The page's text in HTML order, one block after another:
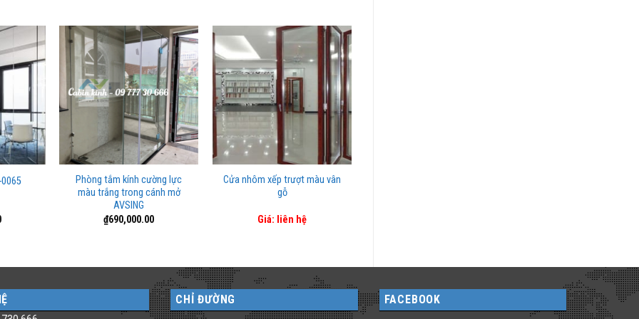
0065
Phòng tắm kính cường lực
màu trắng trong cánh mở
AVSING
₫690,000.00
Cửa nhôm xếp trượt màu vân
gỗ
Giá: liên hệ
CHỈ ĐƯỜNG FACEBOOK